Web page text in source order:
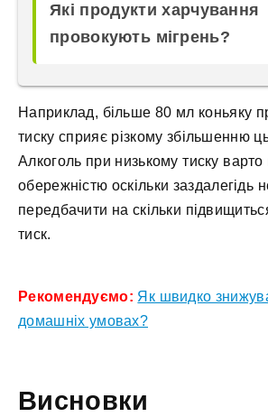
Які продукти харчування
провокують мігрень?
Наприклад, більше 80 мл коньяку
тиску сприяє різкому збільшенню
Алкоголь при низькому тиску варто
обережністю оскільки заздалегідь
передбачити на скільки
тиск.
Рекомендуємо: Як швидко
домашніх умовах?
Висновки